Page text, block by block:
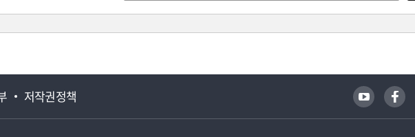
저작권정책